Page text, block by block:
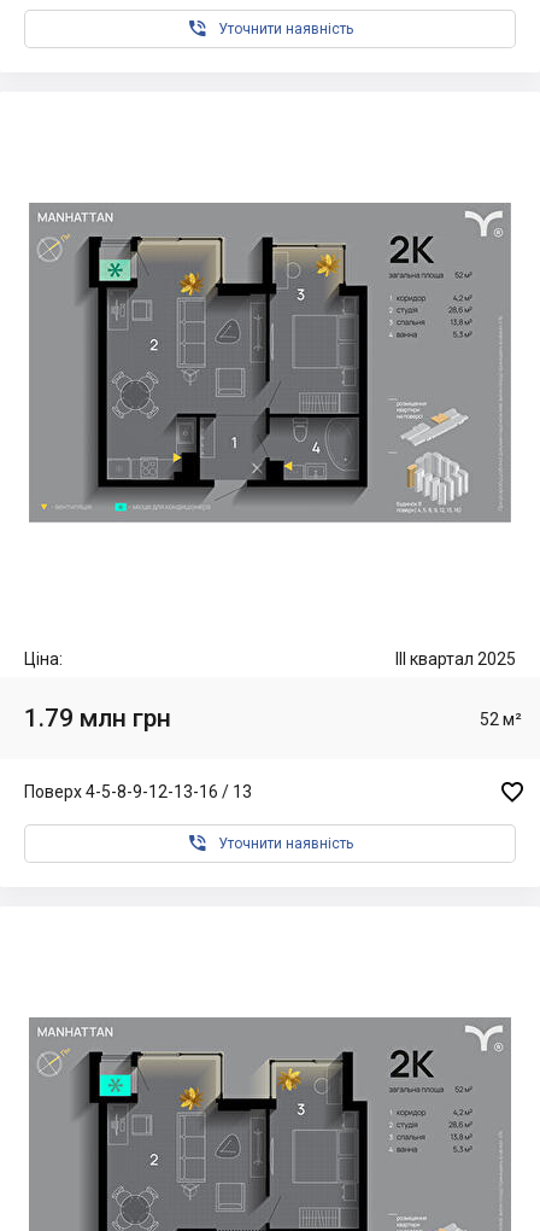
 Уточнити наявність
Ціна: III квартал 2025
1.79 млн грн 52 м²
Поверх 4-5-8-9-12-13-16 / 13 
 Уточнити наявність